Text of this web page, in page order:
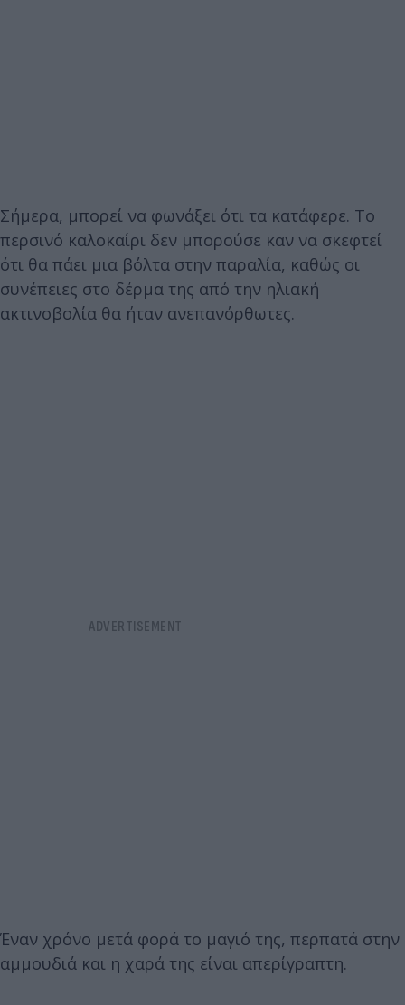
Σήμερα, μπορεί να φωνάξει ότι τα κατάφερε. Το
περσινό καλοκαίρι δεν μπορούσε καν να σκεφτεί
ότι θα πάει μια βόλτα στην παραλία, καθώς οι
συνέπειες στο δέρμα της από την ηλιακή
ακτινοβολία θα ήταν ανεπανόρθωτες.
Έναν χρόνο μετά φορά το μαγιό της, περπατά στην
αμμουδιά και η χαρά της είναι απερίγραπτη.